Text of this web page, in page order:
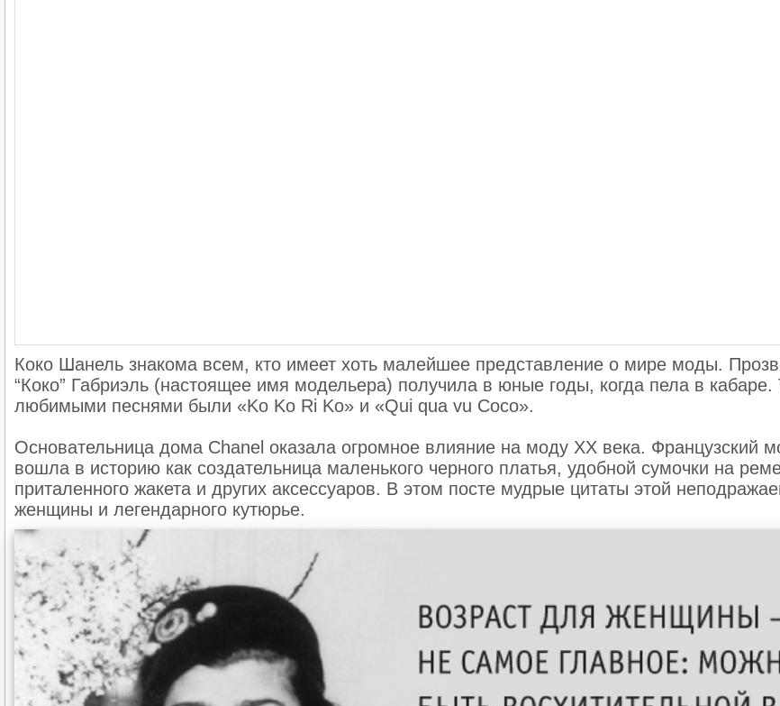
Коко Шанель знакома всем, кто имеет хоть малейшее представление о мире моды.
“Коко” Габриэль (настоящее имя модельера) получила в юные годы, когда пела в кабаре.
любимыми песнями были «Ko Ko Ri Ko» и «Qui qua vu Coco».
Основательница дома Chanel оказала огромное влияние на моду XX века. Французский
вошла в историю как создательница маленького черного платья, удобной сумочки на
приталенного жакета и других аксессуаров. В этом посте мудрые цитаты этой
женщины и легендарного кутюрье.